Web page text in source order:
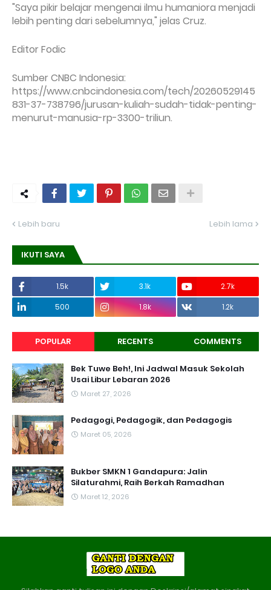
"Saya pikir belajar mengenai ilmu humaniora menjadi
lebih penting dari sebelumnya," jelas Cruz.
Editor Fodic
Sumber CNBC Indonesia:
https://www.cnbcindonesia.com/tech/20260529145
831-37-738796/jurusan-kuliah-sudah-tidak-penting-
menurut-manusia-rp-3300-triliun.
Lebih baru Lebih lama
IKUTI SAYA
1.5k 3.1k
2.7k
500
1.8k 1.2k
POPULAR RECENTS COMMENTS
Bek Tuwe Beh!, Ini Jadwal Masuk Sekolah
Usai Libur Lebaran 2026
Maret 27, 2026
Pedagogi, Pedagogik, dan Pedagogis
Maret 05, 2026
Bukber SMKN 1 Gandapura: Jalin
Silaturahmi, Raih Berkah Ramadhan
Maret 12, 2026